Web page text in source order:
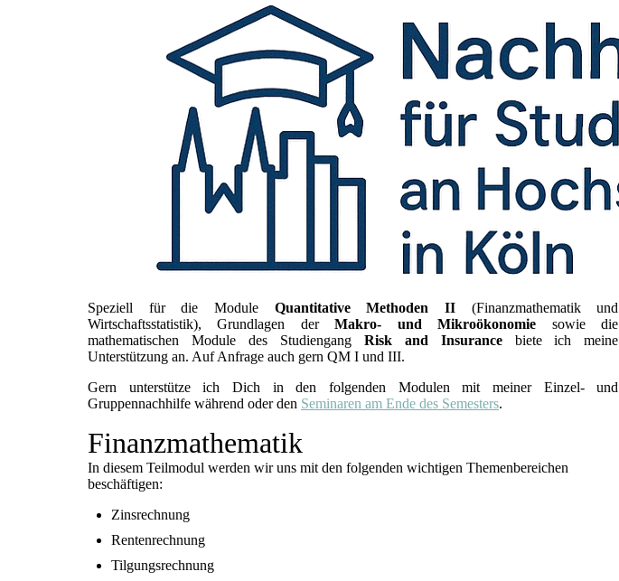
Speziell für die Module Quantitative Methoden II (Finanzmathematik und
Wirtschaftsstatistik), Grundlagen derMakro- und Mikroökonomie sowie die
mathematischen Module des Studiengang Risk and Insurancebiete ich meine
Unterstützung an. Auf Anfrage auch gern QM I und III.
Gern unterstütze ich Dich in den folgenden Modulen mit meiner Einzel- und
Gruppennachhilfe während oder den Seminaren am Ende des Semesters.
Finanzmathematik
In diesem Teilmodul werden wir uns mit den folgenden wichtigen Themenbereichen
beschäftigen:
Zinsrechnung
Rentenrechnung
Tilgungsrechnung